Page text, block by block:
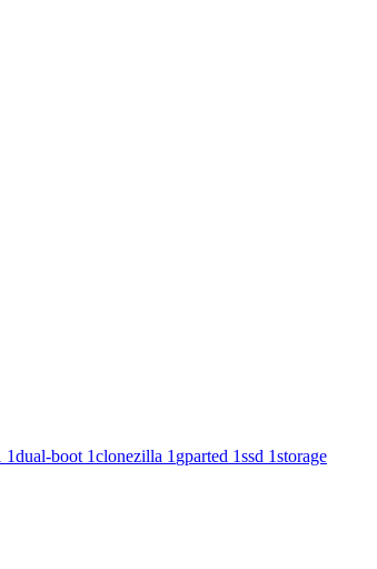
1dual-boot 1clonezilla 1 gparted 1ssd 1storage